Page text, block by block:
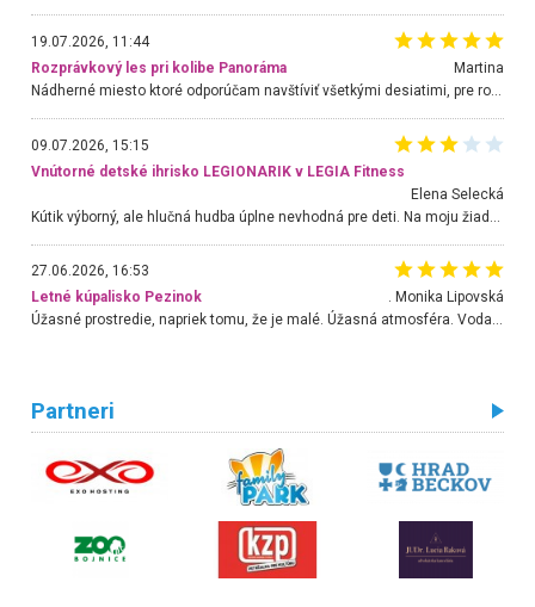
19.07.2026, 11:44
Rozprávkový les pri kolibe Panoráma
Martina
Nádherné miesto ktoré odporúčam navštíviť všetkými desiatimi, pre rodiny s deťmi, dôchodcom... Proste a jednoducho ozaj rozprávkový les.. určite ešte prídeme. Odniesli sme si na pamiatku krásne tričká,
09.07.2026, 15:15
Vnútorné detské ihrisko LEGIONARIK v LEGIA Fitness
Elena Selecká
27.06.2026, 16:53
Letné kúpalisko Pezinok
. Monika Lipovská
Úžasné prostredie, napriek tomu, že je malé. Úžasná atmosféra. Voda fantastická a nádherná. Ľudí je pomerne veľa, ale su mili a ohľaduplní. Je veľmi zaujímavé sledovať, ako dokážu spolu športovať cudzí ľudia a bez ohľadu na vek. Vládne tu pohoda. Vnuka neviem dostať z vody. Ďakujem za krásny deň . Urcite sa sem vrátim. Jediný problém je s parkovaním, ale aj ten sa mi podarilo vyriešiť. Monika Bratislava
Partneri